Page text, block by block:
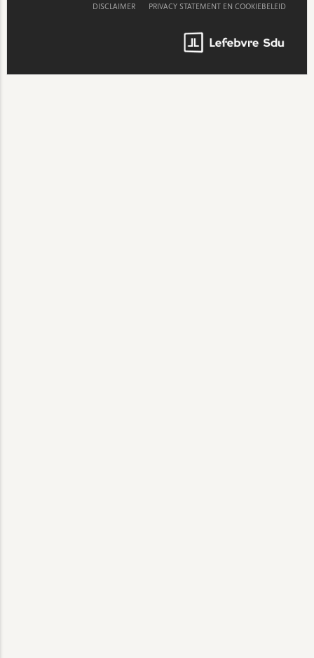
DISCLAIMER PRIVACY STATEMENT EN COOKIEBELEID